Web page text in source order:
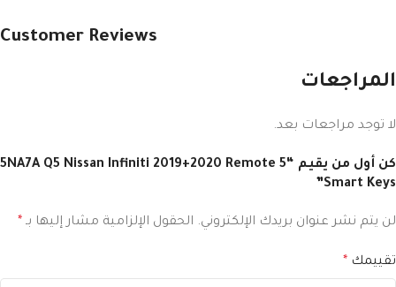
Customer Reviews
المراجعات
لا توجد مراجعات بعد.
كن أول من يقيم “5NA7A Q5 Nissan Infiniti 2019+2020 Remote 5
Smart Keys”
لن يتم نشر عنوان بريدك الإلكتروني. الحقول الإلزامية مشار إليها بـ *
تقييمك *